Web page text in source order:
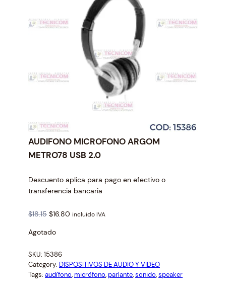
AUDIFONO MICROFONO ARGOM
METRO78 USB 2.0
Descuento aplica para pago en efectivo o
transferencia bancaria
$18.15 O
i
i
n
a
$16.80 C
n
t
incluido IVA
Agotado
SKU: 15386
Category: DISPOSITIVOS DE AUDIO Y VIDEO
Tags: audífono, micrófono, parlante, sonido, speaker